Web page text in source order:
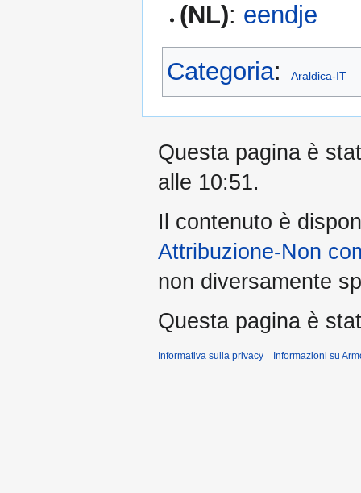
(NL): eendje
Categoria: Araldica-IT
Questa pagina è
alle 10:51.
Il contenuto è
Attribuzione-Non
non diversamente
Questa pagina è
Informativa sulla privacy Informazioni su